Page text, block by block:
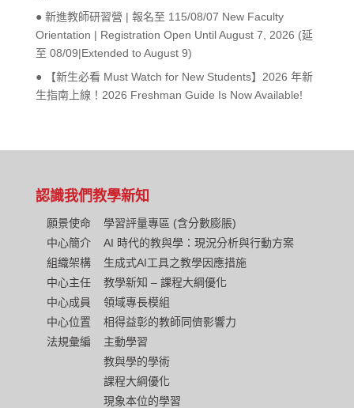
● 新進教師研習營 | 報名至 115/08/07 New Faculty
Orientation | Registration Open Until August 7, 2026 (延
至 08/09|Extended to August 9)
● 【新生必看 Must Watch for New Students】2026 年新
生指南上線！2026 Freshman Guide Is Now Available!
認識我們
願景使命
中心簡介
組織架構
中心主任
中心成員
中心位置
法規彙編
教學新知
學習評量專區 (含分數膨脹)
AI 時代的教與學：現況分析與行動方案
生成式AI工具之教學因應措施
教學新知 – 課程大綱優化
領域專長模組
相得益彰的教師同儕影響力
主動學習
教與學的學術
課程大綱優化
現象本位的學習